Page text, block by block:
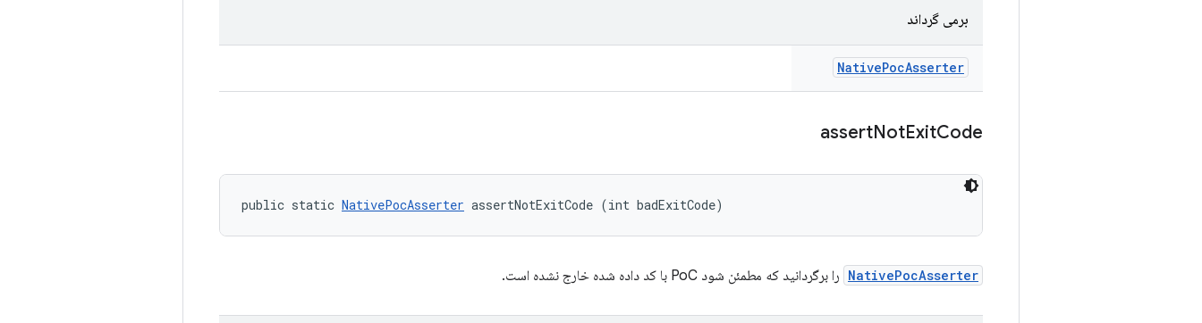
برمی گرداند
NativePocAsserter
assertNotExitCode
public static NativePocAsserter assertNotExitCode (int badExitCode)
NativePocAsserter را برگردانید که مطمئن شود PoC با کد داده شده خارج نشده است.